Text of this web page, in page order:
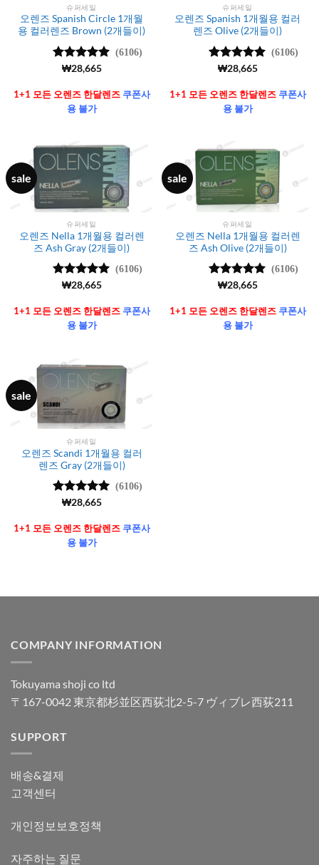
슈퍼세일
오렌즈 Spanish Circle 1개월
용 컬러렌즈 Brown (2개들이)
5 중에서
가됨
(6106)
₩28,665
1+1 모든 오렌즈 한달렌즈쿠폰사
용 불가
슈퍼세일
오렌즈 Spanish 1개월용 컬러
렌즈 Olive (2개들이)
5 중에서
가됨
(6106)
₩28,665
1+1 모든 오렌즈 한달렌즈쿠폰사
용 불가
sale
슈퍼세일
오렌즈 Nella 1개월용 컬러렌
즈 Ash Gray (2개들이)
5 중에서
가됨
(6106)
₩28,665
1+1 모든 오렌즈 한달렌즈쿠폰사
용 불가
sale
슈퍼세일
오렌즈 Nella 1개월용 컬러렌
즈 Ash Olive (2개들이)
5 중에서
가됨
(6106)
₩28,665
1+1 모든 오렌즈 한달렌즈쿠폰사
용 불가
sale
슈퍼세일
오렌즈 Scandi 1개월용 컬러
렌즈 Gray (2개들이)
5 중에서
가됨
(6106)
₩28,665
1+1 모든 오렌즈 한달렌즈쿠폰사
용 불가
COMPANY INFORMATION
Tokuyama shoji co ltd
〒167-0042 東京都杉並区西荻北2-5-7 ヴィブレ西荻211
SUPPORT
배송&결제
고객센터
개인정보보호정책
자주하는 질문